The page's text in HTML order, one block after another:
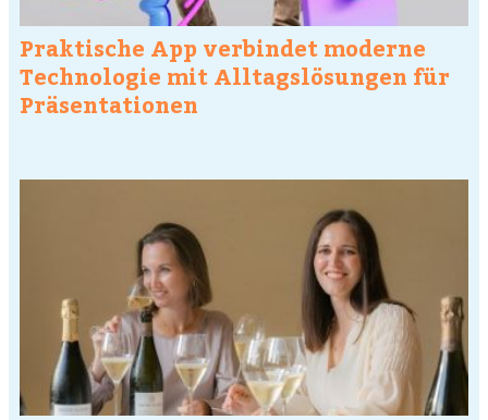
Praktische App verbindet moderne
Technologie mit Alltagslösungen für
Präsentationen